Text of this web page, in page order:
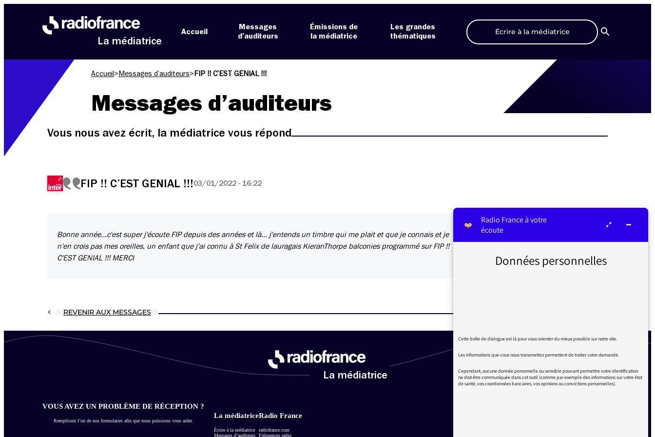
La médiatrice
Accueil
Messages
d’auditeurs
Émissions de
la médiatrice
Les grandes
thématiques
Écrire à la médiatrice
Recherche
Accueil > Messages d’auditeurs> FIP !! C’EST GENIAL !!!
Messages d’auditeurs
Vous nous avez écrit, la médiatrice vous répond
FIP !! C’EST GENIAL !!!03/01/2022 - 16:22
Bonne année...c'est super j'écoute FIP depuis des années et là… j'entends un timbre qui me plait et que je connais et je
n'en crois pas mes oreilles, un enfant que j'ai connu à St Felix de lauragais KieranThorpe balconies programmé sur FIP !!
C'EST GENIAL !!! MERCI
REVENIR AUX MESSAGES
La médiatrice
VOUS AVEZ UN PROBLÈME DE RÉCEPTION ?
Remplissez l’un de nos formulaires afin que nous puissions vous aider.
La médiatrice
Écrire à la médiatrice
Messages d’auditeurs
Radio France
radiofrance.com
Fréquences radio
Radio France à votre
écoute
Données personnelles
Cette boîte de dialogue est là pour vous orienter du mieux possible sur notre site.
Les informations que vous nous transmettez permettent de traiter votre demande.
Cependant, aucune donnée personnelle ou sensible pouvant permettre votre identification
ne doit être communiquée dans cet outil (comme par exemple des informations sur votre état
de santé, vos coordonnées bancaires, vos opinions ou convictions personnelles).